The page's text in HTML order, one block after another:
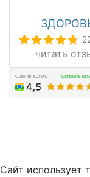
читать
Сайт использует